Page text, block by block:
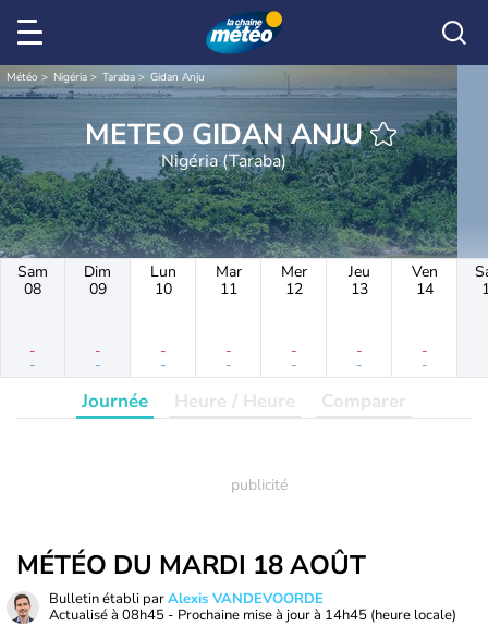
Météo Nigéria Taraba Gidan Anju
METEO GIDAN ANJU
Nigéria (Taraba)
Sam
08
-
-
Dim
09
-
-
Lun
10
-
-
Mar
11
-
-
Mer
12
-
-
Jeu
13
-
-
Ven
14
-
-
Journée Heure / Heure Comparer
MÉTÉO DU MARDI 18 AOÛT
Bulletin établi parAlexis VANDEVOORDE
Actualisé à 08h45 - Prochaine mise à jour à 14h45 (heure locale)